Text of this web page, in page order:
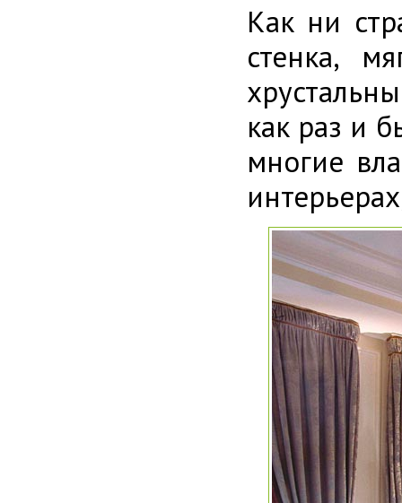
Как ни
стенка,
как раз и
многие